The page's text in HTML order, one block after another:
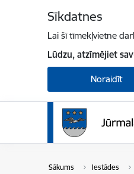
Sīkdatnes
Lai šī tīmekļvietne
Lūdzu, atzīmējiet
Noraidīt
Sākums Iestādes